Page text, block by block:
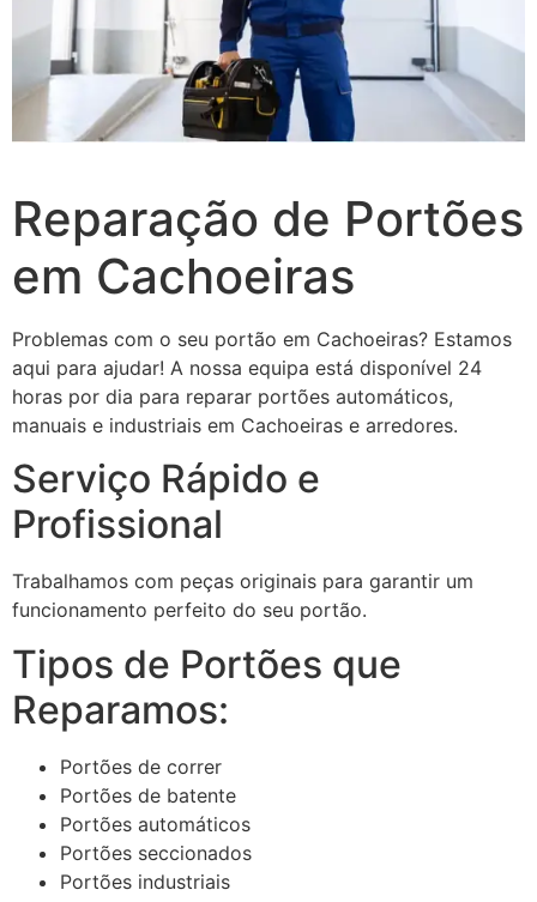
Reparação de Portões
em Cachoeiras
Problemas com o seu portão em Cachoeiras? Estamos
aqui para ajudar! A nossa equipa está disponível 24
horas por dia para reparar portões automáticos,
manuais e industriais em Cachoeiras e arredores.
Serviço Rápido e
Profissional
Trabalhamos com peças originais para garantir um
funcionamento perfeito do seu portão.
Tipos de Portões que
Reparamos:
Portões de correr
Portões de batente
Portões automáticos
Portões seccionados
Portões industriais